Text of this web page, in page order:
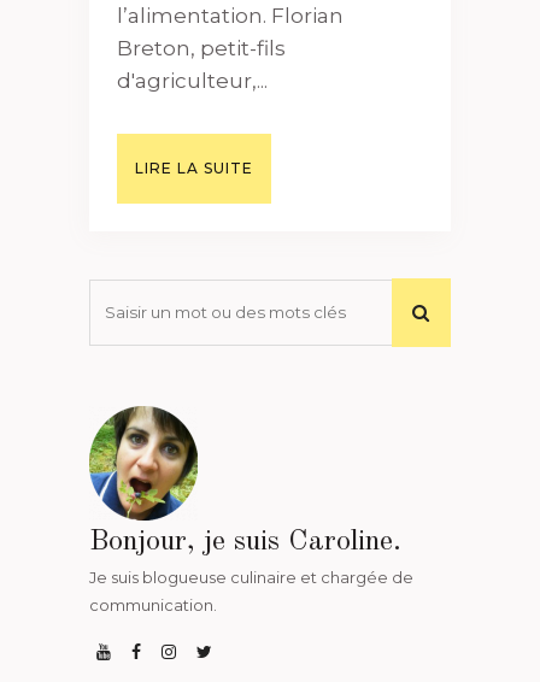
l’alimentation. Florian
Breton, petit-fils
d'agriculteur,...
LIRE LA SUITE
Bonjour, je suis Caroline.
Je suis blogueuse culinaire et chargée de
communication.